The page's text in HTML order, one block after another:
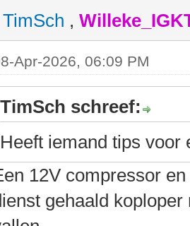
TimSch ,
Apr-2026, 06:09 PM
TimSch schreef:
Heeft iemand tips
12V compressor
gehaald